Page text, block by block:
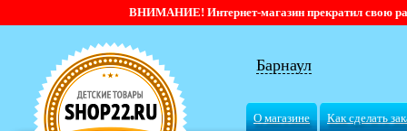
ВНИМАНИЕ! Интернет-магазин прекратил свою
Барнаул
О магазине Как сделать